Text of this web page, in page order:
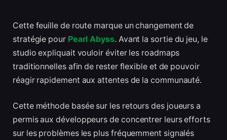
Cette feuille de route marque un changement de
stratégie pour Pearl Abyss. Avant la sortie du jeu, le
studio expliquait vouloir éviter les roadmaps
traditionnelles afin de rester flexible et de pouvoir
réagir rapidement aux attentes de la communauté.
Cette méthode basée sur les retours des joueurs a
permis aux développeurs de concentrer leurs efforts
sur les problèmes les plus fréquemment signalés